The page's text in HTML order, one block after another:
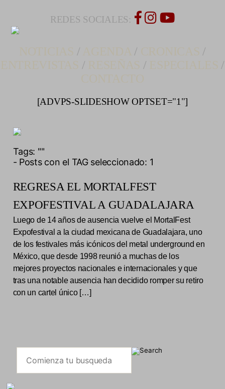
REDES SOCIALES:
/ /
/
/ /
/
[ADVPS-SLIDESHOW OPTSET="1"]
Tags: ""
- Posts con el TAG seleccionado: 1
REGRESA EL MORTALFEST
EXPOFESTIVAL A GUADALAJARA
Luego de 14 años de ausencia vuelve el MortalFest
Expofestival a la ciudad mexicana de Guadalajara, uno
de los festivales más icónicos del metal underground en
México, que desde 1998 reunió a muchas de los
mejores proyectos nacionales e internacionales y que
tras una notable ausencia han decidido romper su retiro
con un cartel único […]